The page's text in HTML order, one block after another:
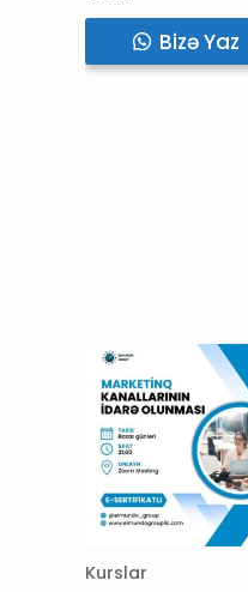
Bizə Yaz
Kurslar